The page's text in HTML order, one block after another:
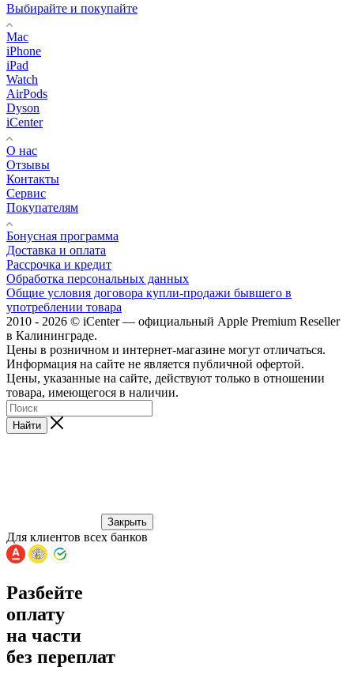
Выбирайте и покупайте
Mac
iPhone
iPad
Watch
AirPods
Dyson
iCenter
О нас
Отзывы
Контакты
Сервис
Покупателям
Бонусная программа
Доставка и оплата
Рассрочка и кредит
Обработка персональных данных
Общие условия договора купли-продажи бывшего в
употреблении товара
2010 - 2026 © iCenter — официальный Apple Premium Reseller
в Калининграде.
Цены в розничном и интернет-магазине могут отличаться.
Информация на сайте не является публичной офертой.
Цены, указанные на сайте, действуют только в отношении
товара, имеющегося в наличии.
Найти
Закрыть
Для клиентов всех банков
Разбейте
оплату
на части
без переплат